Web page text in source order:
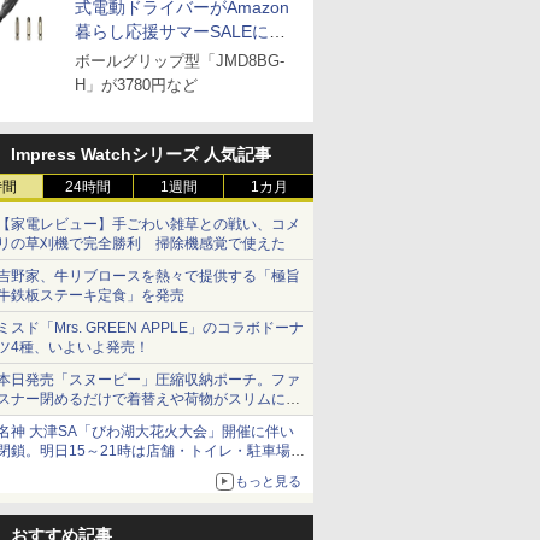
式電動ドライバーがAmazon
暮らし応援サマーSALEに登
場
ボールグリップ型「JMD8BG-
H」が3780円など
Impress Watchシリーズ 人気記事
24時間 1週間 1カ月
家電レビュー】手ごわい雑草との戦い、コメ
の草刈機で完全勝利 掃除機感覚で使えた
野家、牛リブロースを熱々で提供する「極旨
鉄板ステーキ定食」を発売
スド「Mrs. GREEN APPLE」のコラボドーナ
4種、いよいよ発売！
日発売「スヌーピー」圧縮収納ポーチ。ファ
ナー閉めるだけで着替えや荷物がスリムにま
まる
神 大津SA「びわ湖大花火大会」開催に伴い
鎖。明日15～21時は店舗・トイレ・駐車場の
もっと見る
おすすめ記事